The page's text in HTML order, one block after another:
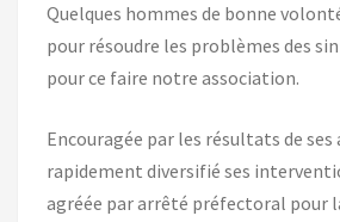
Quelques hommes de bonne
pour résoudre les problèmes des
pour ce faire notre association.
Encouragée par les résultats de ses
rapidement diversifié ses
agréée par arrêté préfectoral pour